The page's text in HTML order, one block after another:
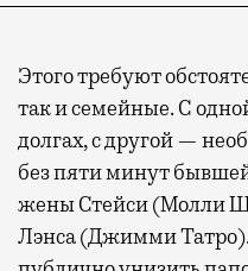
Современный
с собой не только
А ожидание рейса все
не в потерянное
спокойно закончить
активности в
забронировать нужные
Этого требуют
так и семейные. С
долгах, с другой —
без пяти минут
жены Стейси (Молли
Лэнса (Джимми Татро).